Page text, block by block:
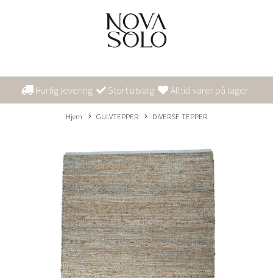
Hurtig levering Stort utvalg Alltid varer på lager
Hjem GULVTEPPER DIVERSE TEPPER